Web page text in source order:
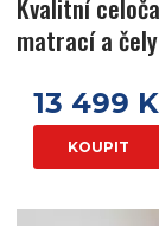
matrací a
13 499
KOUPIT